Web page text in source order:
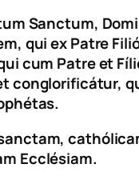
Sanctum,
qui ex Patre
cum Patre et
conglorificátur,
Ecclésiam.